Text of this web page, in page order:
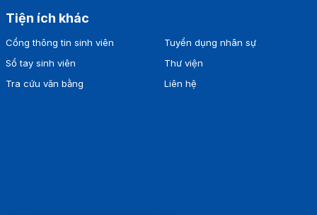
Tiện ích khác
Cổng thông tin sinh viên
Sổ tay sinh viên
Tra cứu văn bằng
Tuyển dụng nhân sự
Thư viện
Liên hệ